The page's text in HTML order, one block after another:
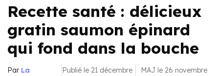
Recette santé : délicieux
gratin saumon épinard
qui fond dans la bouche
Par La
Publié le 21 décembre
MAJ le 26 novembre